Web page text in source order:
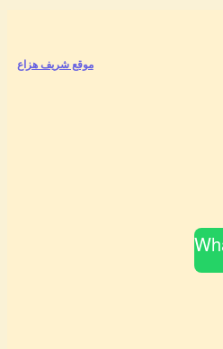
موقع شريف هزاع